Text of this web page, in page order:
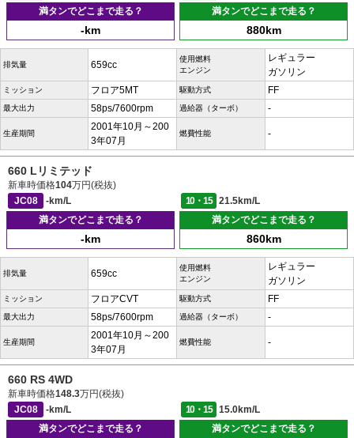
満タンでどこまで走る？
-km
満タンでどこまで走る？
880km
排気量 659cc
使用燃料
エンジン
レギュラー
ガソリン
ミッション フロア5MT 駆動方式 FF
最大出力 58ps/7600rpm 過給器（ターボ） -
生産期間
2001年10月～200
3年07月
燃費性能 -
660 Lリミテッド
新車時価格104万円(税抜)
JC08
-km/L 10・15
21.5km/L
満タンでどこまで走る？
-km
満タンでどこまで走る？
860km
排気量 659cc
使用燃料
エンジン
レギュラー
ガソリン
ミッション フロアCVT 駆動方式 FF
最大出力 58ps/7600rpm 過給器（ターボ） -
生産期間
2001年10月～200
3年07月
燃費性能 -
660 RS 4WD
新車時価格148.3万円(税抜)
JC08
-km/L 10・15
15.0km/L
満タンでどこまで走る？
満タンでどこまで走る？